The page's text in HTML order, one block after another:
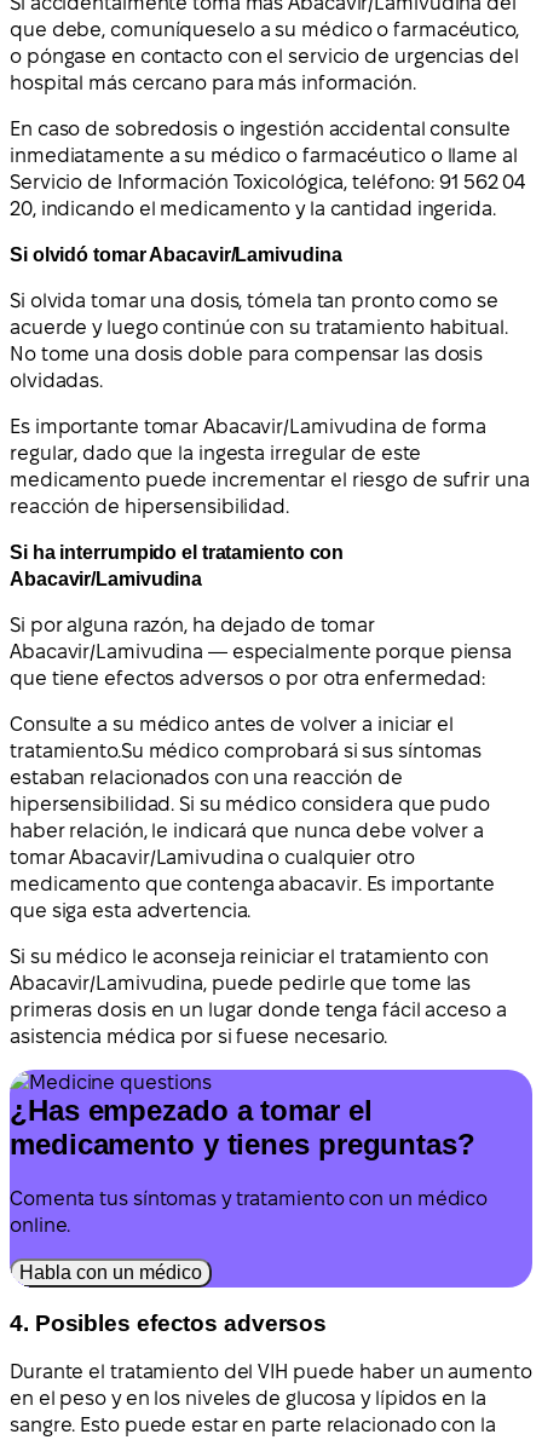
que debe, comuníqueselo a su médico o farmacéutico,
o póngase en contacto con el servicio de urgencias del
hospital más cercano para más información.
En caso de sobredosis o ingestión accidental consulte
inmediatamente a su médico o farmacéutico o llame al
Servicio de Información Toxicológica, teléfono: 91 562 04
20, indicando el medicamento y la cantidad ingerida.
Si olvidó tomar Abacavir/Lamivudina
Si olvida tomar una dosis, tómela tan pronto como se
acuerde y luego continúe con su tratamiento habitual.
No tome una dosis doble para compensar las dosis
olvidadas.
Es importante tomar Abacavir/Lamivudina de forma
regular, dado que la ingesta irregular de este
medicamento puede incrementar el riesgo de sufrir una
reacción de hipersensibilidad.
Si ha interrumpido el tratamiento con
Abacavir/Lamivudina
Si por alguna razón, ha dejado de tomar
Abacavir/Lamivudina — especialmente porque piensa
que tiene efectos adversos o por otra enfermedad:
Consulte a su médico antes de volver a iniciar el
tratamiento.Su médico comprobará si sus síntomas
estaban relacionados con una reacción de
hipersensibilidad. Si su médico considera que pudo
haber relación, le indicará que nunca debe volver a
tomar Abacavir/Lamivudina o cualquier otro
medicamento que contenga abacavir. Es importante
que siga esta advertencia.
Si su médico le aconseja reiniciar el tratamiento con
Abacavir/Lamivudina, puede pedirle que tome las
primeras dosis en un lugar donde tenga fácil acceso a
asistencia médica por si fuese necesario.
¿Has empezado a tomar el
medicamento y tienes preguntas?
Comenta tus síntomas y tratamiento con un médico
online.
Habla con un médico
4. Posibles efectos adversos
Durante el tratamiento del VIH puede haber un aumento
en el peso y en los niveles de glucosa y lípidos en la
sangre. Esto puede estar en parte relacionado con la